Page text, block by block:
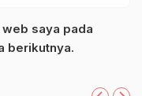
saya pada
berikutnya.